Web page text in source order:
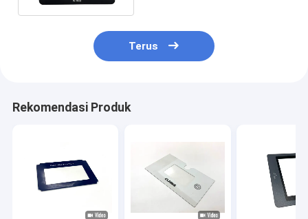
Terus
Rekomendasi Produk